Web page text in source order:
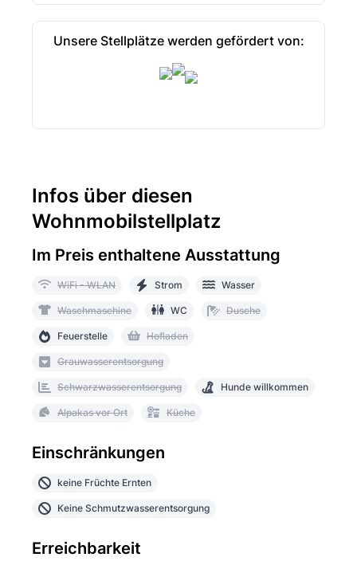
Unsere Stellplätze werden gefördert von:
Infos über diesen
Wohnmobilstellplatz
Im Preis enthaltene Ausstattung
WiFi - WLAN Strom Wasser
Waschmaschine WC Dusche
Feuerstelle Hofladen
Grauwasserentsorgung
Schwarzwasserentsorgung Hunde willkommen
Alpakas vor Ort Küche
Einschränkungen
keine Früchte Ernten
Keine Schmutzwasserentsorgung
Erreichbarkeit